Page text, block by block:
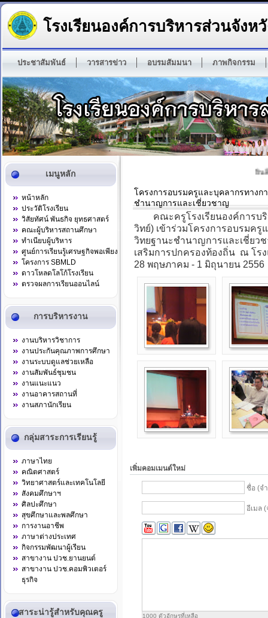
โรงเรียนองค์การบริหารส่วนจัง
ประชาสัมพันธ์ วารสารข่าว อบรมสัมมนา ภาพกิจกรรม
เมนูหลัก
หน้าหลัก
ประวัติโรงเรียน
วิสัยทัศน์ พันธกิจ ยุทธศาสตร์
คณะผู้บริหารสถานศึกษา
ทำเนียบผู้บริหาร
ศูนย์การเรียนรู้เศรษฐกิจพอเพียง
โครงการ SBMLD
ดาวโหลดโลโก้โรงเรียน
ตรวจผลการเรียนออนไลน์
การบริหารงาน
งานบริหารวิชาการ
งานประกันคุณภาพการศึกษา
งานระบบดูแลช่วยเหลือ
งานสัมพันธ์ชุมชน
งานแนะแนว
งานอาคารสถานที่
งานสภานักเรียน
กลุ่มสาระการเรียนรู้
ภาษาไทย
คณิตศาสตร์
วิทยาศาสตร์และเทคโนโลยี
สังคมศึกษาฯ
ศิลปะศึกษา
สุขศึกษาและพลศึกษา
การงานอาชีพ
ภาษาต่างประเทศ
กิจกรรมพัฒนาผู้เรียน
สาขางาน ปวช.ยานยนต์
สาขางาน ปวช.คอมพิวเตอร์
ธุรกิจ
สาระน่ารู้สำหรับคุณครู
ยิน
โครงการอบรมครูและบุคลากรทางก
ชำนาญการและเชี่ยวชาญ
คณะครูโรงเรียนองค์การบริ
วิทย์) เข้าร่วมโครงการอบรมค
วิทยฐานะชำนาญการและเชี่ยว
เสริมการปกครองท้องถิ่น ณ โร
28 พฤษภาคม - 1 มิถุนายน 2556
เพิ่มคอมเมนต์ใหม่
ชื่อ (จ
อีเมล
1000 ตัวอักษรที่เหลือ